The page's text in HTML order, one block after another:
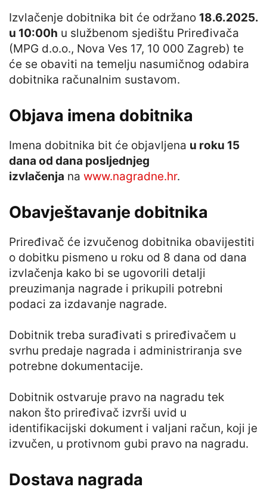
Izvlačenje dobitnika bit će održano 18.6.2025.
u 10:00h u službenom sjedištu Priređivača
(MPG d.o.o., Nova Ves 17, 10 000 Zagreb) te
će se obaviti na temelju nasumičnog odabira
dobitnika računalnim sustavom.
Objava imena dobitnika
Imena dobitnika bit će objavljena u roku 15
dana od dana posljednjeg
izvlačenja na www.nagradne.hr.
Obavještavanje dobitnika
Priređivač će izvučenog dobitnika obavijestiti
o dobitku pismeno u roku od 8 dana od dana
izvlačenja kako bi se ugovorili detalji
preuzimanja nagrade i prikupili potrebni
podaci za izdavanje nagrade.
Dobitnik treba surađivati s priređivačem u
svrhu predaje nagrada i administriranja sve
potrebne dokumentacije.
Dobitnik ostvaruje pravo na nagradu tek
nakon što priređivač izvrši uvid u
identifikacijski dokument i valjani račun, koji je
izvučen, u protivnom gubi pravo na nagradu.
Dostava nagrada